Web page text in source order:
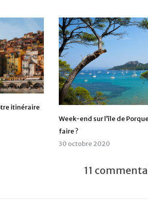
itinéraire
Week-end sur l’île de
faire ?
30 octobre 2020
11